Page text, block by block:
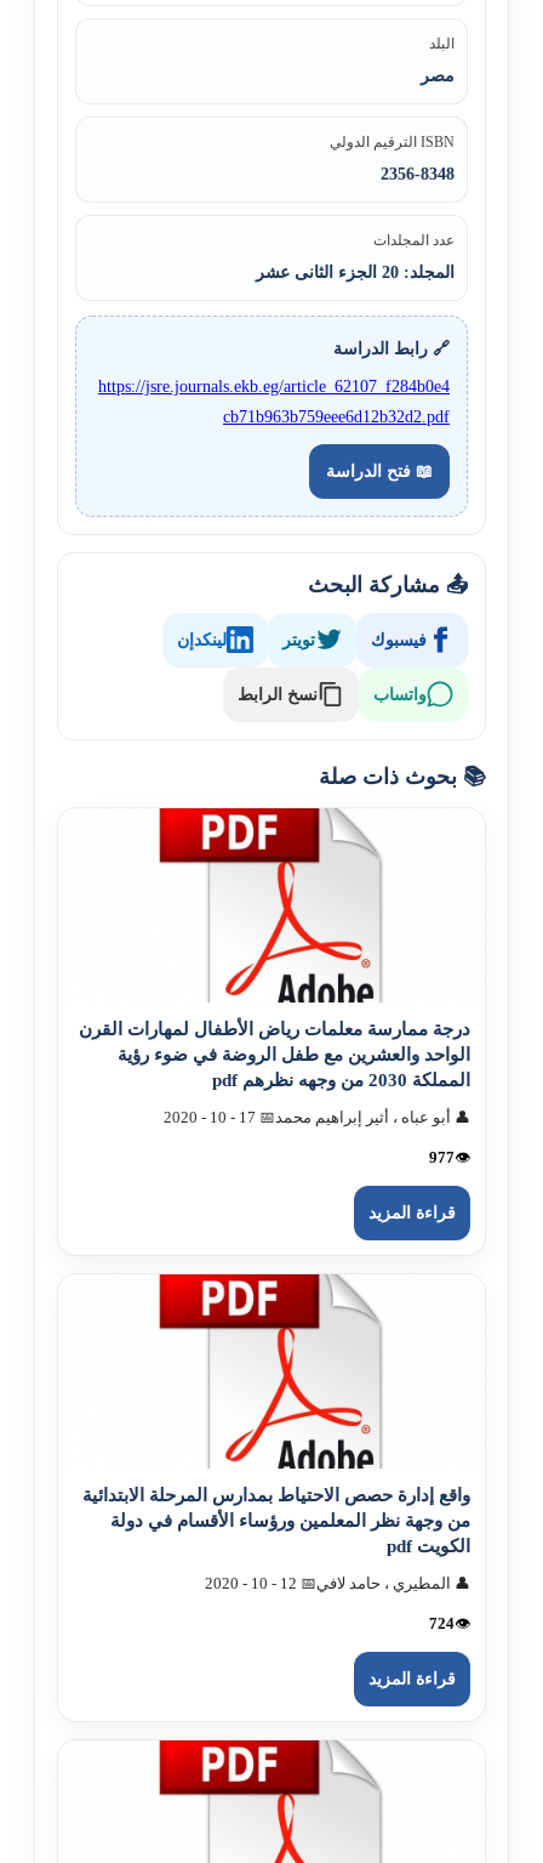
البلد
مصر
ISBN الترقيم الدولي
2356-8348
عدد المجلدات
المجلد: 20 الجزء الثانی عشر
🔗 رابط الدراسة
https://jsre.journals.ekb.eg/article_62107_f284b0e4
cb71b963b759eee6d12b32d2.pdf
📖 فتح الدراسة
📤 مشاركة البحث
فيسبوك تويتر لينكدإن
واتساب نسخ الرابط
📚 بحوث ذات صلة
درجة ممارسة معلمات رياض الأطفال لمهارات القرن
الواحد والعشرين مع طفل الروضة في ضوء رؤية
المملکة 2030 من وجهه نظرهم pdf
👤 أبو عباه ، أثير إبراهيم محمد 📅 17 - 10 - 2020
👁️
977
قراءة المزيد
واقع إدارة حصص الاحتياط بمدارس المرحلة الابتدائية
من وجهة نظر المعلمين ورؤساء الأقسام في دولة
الکويت pdf
👤 المطيري ، حامد لافي📅 12 - 10 - 2020
👁️
724
قراءة المزيد